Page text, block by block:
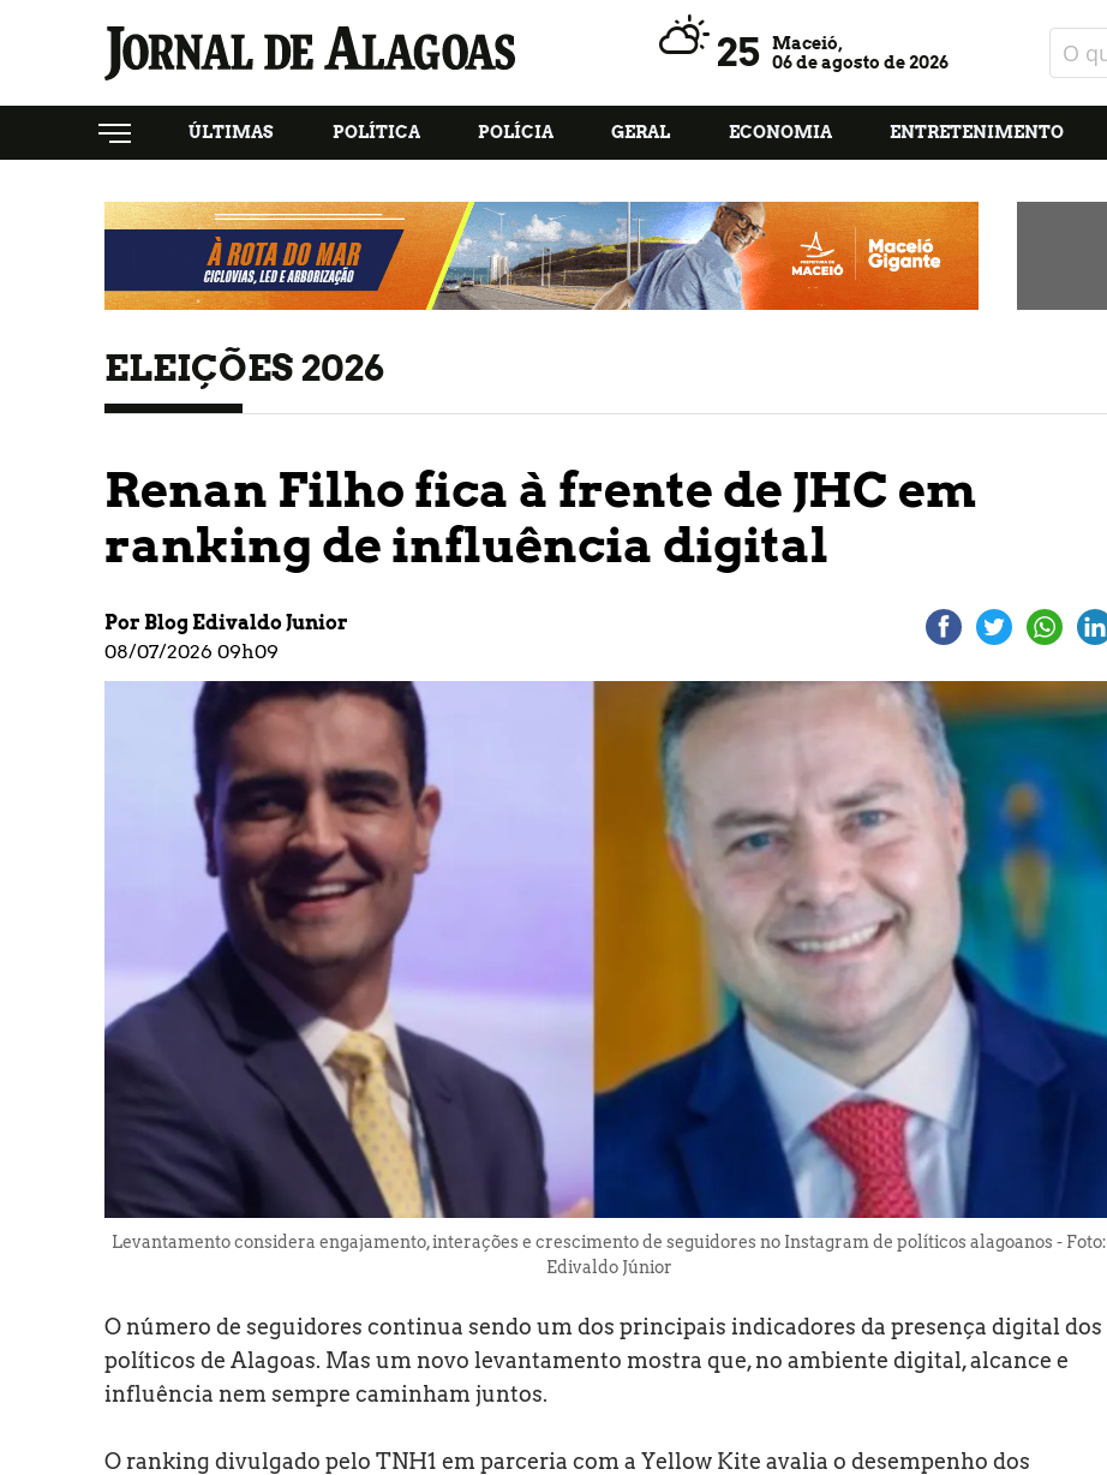
25
Maceió,
06 de agosto de 2026
ÚLTIMAS POLÍTICA POLÍCIA GERAL ECONOMIA ENTRETENIMENTO
ELEIÇÕES 2026
Renan Filho fica à frente de JHC em
ranking de influência digital
Por Blog Edivaldo Junior
08/07/2026 09h09
Levantamento considera engajamento, interações e crescimento de seguidores no Instagram de políticos alagoanos - Foto:
Edivaldo Júnior
O número de seguidores continua sendo um dos principais indicadores da presença digital dos
políticos de Alagoas. Mas um novo levantamento mostra que, no ambiente digital, alcance e
influência nem sempre caminham juntos.
O ranking divulgado pelo TNH1 em parceria com a Yellow Kite avalia o desempenho dos